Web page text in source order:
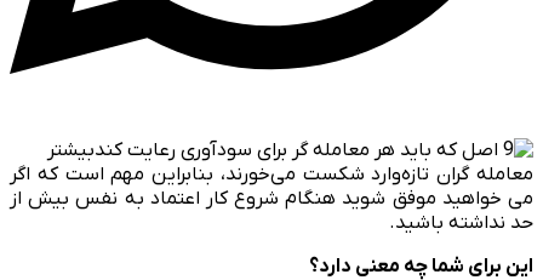
بیشتر
معامله گران تازه‌وارد شکست می‌خورند، بنابراین مهم است که اگر
می خواهید موفق شوید هنگام شروع کار اعتماد به نفس بیش از
حد نداشته باشید.
این برای شما چه معنی دارد؟